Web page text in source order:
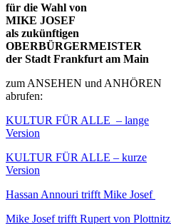
für die Wahl von
MIKE JOSEF
als zukünftigen
OBERBÜRGERMEISTER
der Stadt Frankfurt am Main
zum ANSEHEN und ANHÖREN
abrufen:
KULTUR FÜR ALLE – lange
Version
KULTUR FÜR ALLE – kurze
Version
Hassan Annouri trifft Mike Josef
Mike Josef trifft Rupert von Plottnitz